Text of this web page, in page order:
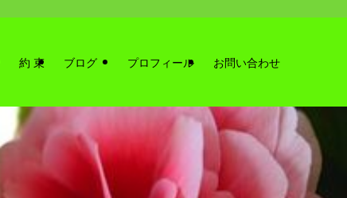
約 束 ブログ プロフィール お問い合わせ